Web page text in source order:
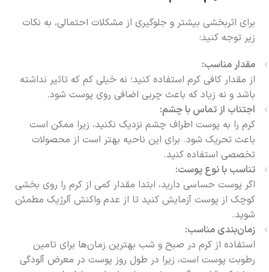
برای اثربخشی بیشتر و جلوگیری از مشکلات احتمالی، به نکات
زیر توجه کنید:
مقدار مناسب:
از مقدار کافی کرم استفاده کنید؛ نه خیلی کم که تاثیر نداشته
باشد و نه زیاد که باعث چربی اضافی روی پوست شود.
اجتناب از تماس با چشم:
کرم را به پوست اطراف چشم نزدیک نکنید، زیرا ممکن است
باعث تحریک شود. برای این ناحیه بهتر است از محصولات
تخصصی استفاده کنید.
تناسب با نوع پوست:
اگر پوست حساسی دارید، ابتدا مقدار کمی از کرم را روی بخشی
کوچک از پوست آزمایش کنید تا از عدم واکنش آلرژیک مطمئن
شوید.
زمان‌بندی مناسب:
استفاده از کرم در صبح و شب بهترین زمان‌ها برای تامین
رطوبت پوست است، زیرا در طول روز پوست در معرض آلودگی